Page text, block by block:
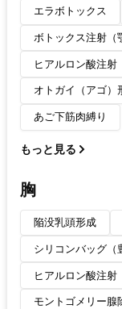
エラボトックス
ボトックス注射（
ヒアルロン酸注射
オトガイ（アゴ）
あご下筋肉縛り
もっと見る
胸
陥没乳頭形成
シリコンバッグ（
ヒアルロン酸注射
モントゴメリー腺